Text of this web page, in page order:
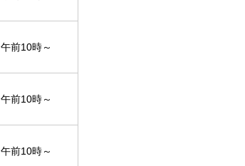
午前10時～
午前10時～
午前10時～